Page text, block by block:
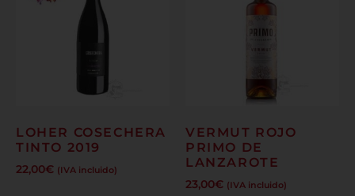
LOHER COSECHERA
TINTO 2019
22,00€ (IVA incluido)
VERMUT ROJO
PRIMO DE
LANZAROTE
23,00€ (IVA incluido)